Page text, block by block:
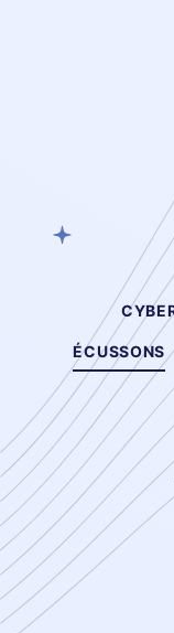
ÉCUSSONS